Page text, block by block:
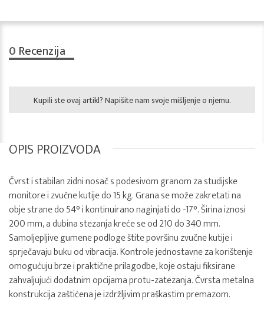
0 Recenzija
Kupili ste ovaj artikl? Napišite nam svoje mišljenje o njemu.
OPIS PROIZVODA
Čvrst i stabilan zidni nosač s podesivom granom za studijske
monitore i zvučne kutije do 15 kg. Grana se može zakretati na
obje strane do 54° i kontinuirano naginjati do -17°. Širina iznosi
200 mm, a dubina stezanja kreće se od 210 do 340 mm.
Samoljepljive gumene podloge štite površinu zvučne kutije i
sprječavaju buku od vibracija. Kontrole jednostavne za korištenje
omogućuju brze i praktične prilagodbe, koje ostaju fiksirane
zahvaljujući dodatnim opcijama protu-zatezanja. Čvrsta metalna
konstrukcija zaštićena je izdržljivim praškastim premazom.